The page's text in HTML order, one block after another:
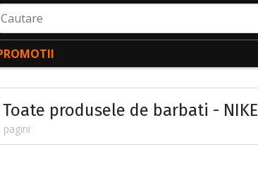
produsele de barbati - NIKE
pagini